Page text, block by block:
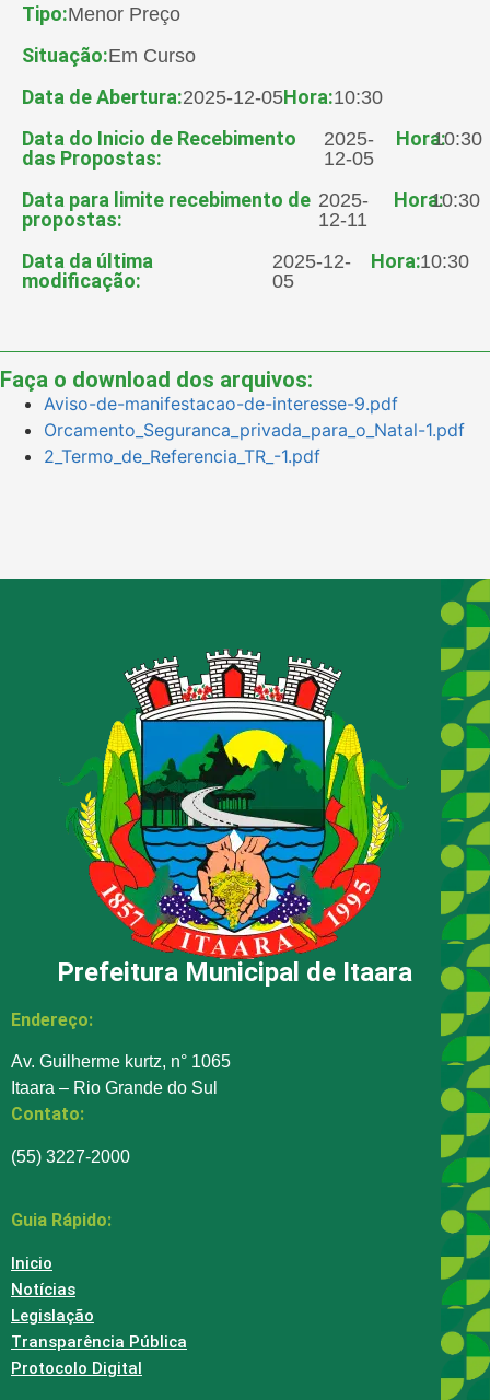
Tipo:Menor Preço
Situação:Em Curso
Data de Abertura:2025-12-05Hora:10:30
Data do Inicio de Recebimento
das Propostas:
2025-
12-05
Hora:10:30
Data para limite recebimento de
propostas:
2025-
12-11
Hora:10:30
Data da última
modificação:
2025-12-
05
Hora:10:30
Faça o download dos arquivos:
Aviso-de-manifestacao-de-interesse-9.pdf
Orcamento_Seguranca_privada_para_o_Natal-1.pdf
2_Termo_de_Referencia_TR_-1.pdf
Prefeitura Municipal de Itaara
Endereço:
Av. Guilherme kurtz, n° 1065
Itaara – Rio Grande do Sul
Contato:
(55) 3227-2000
Guia Rápido:
Inicio
Notícias
Legislação
Transparência Pública
Protocolo Digital